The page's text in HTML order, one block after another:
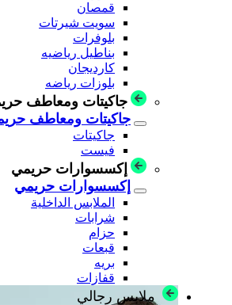
قمصان
سويت شيرتات
بلوفرات
بناطيل رياضيه
كارديجان
بلوزات رياضه
جاكيتات ومعاطف
جاكيتات ومعاطف
جاكيتات
فيست
إكسسوارات حريمي
إكسسوارات حريمي
الملابس الداخلية
شرابات
حزام
قبعات
بريه
قفازات
ملابس رجالي